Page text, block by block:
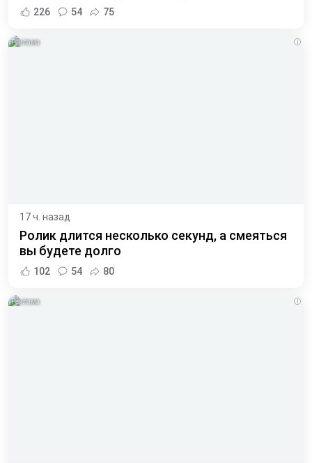
226 54 75
i
17 ч. назад
Ролик длится несколько секунд, а смеяться
вы будете долго
102 54 80
i